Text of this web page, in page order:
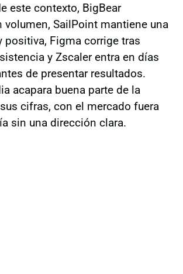
este contexto, BigBear
volumen, SailPoint mantiene una
positiva, Figma corrige tras
y Zscaler entra en días
de presentar resultados.
acapara buena parte de la
cifras, con el mercado fuera
sin una dirección clara.